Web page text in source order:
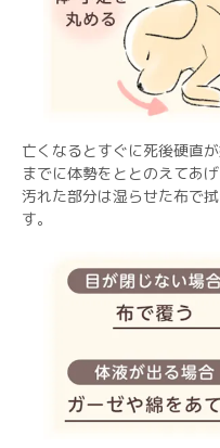
亡くなるとすぐに死後硬直
までに体勢をととのえてあげ
汚れた部分は湿らせた布で
す。